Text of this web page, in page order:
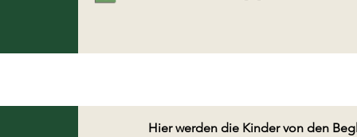
Hier werden die Kinder von den